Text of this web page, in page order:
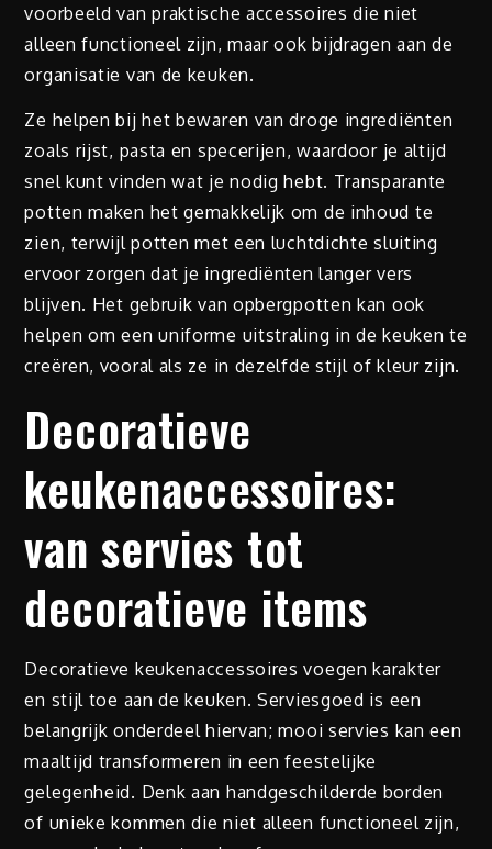
voorbeeld van praktische accessoires die niet
alleen functioneel zijn, maar ook bijdragen aan de
organisatie van de keuken.
Ze helpen bij het bewaren van droge ingrediënten
zoals rijst, pasta en specerijen, waardoor je altijd
snel kunt vinden wat je nodig hebt. Transparante
potten maken het gemakkelijk om de inhoud te
zien, terwijl potten met een luchtdichte sluiting
ervoor zorgen dat je ingrediënten langer vers
blijven. Het gebruik van opbergpotten kan ook
helpen om een uniforme uitstraling in de keuken te
creëren, vooral als ze in dezelfde stijl of kleur zijn.
Decoratieve
keukenaccessoires:
van servies tot
decoratieve items
Decoratieve keukenaccessoires voegen karakter
en stijl toe aan de keuken. Serviesgoed is een
belangrijk onderdeel hiervan; mooi servies kan een
maaltijd transformeren in een feestelijke
gelegenheid. Denk aan handgeschilderde borden
of unieke kommen die niet alleen functioneel zijn,